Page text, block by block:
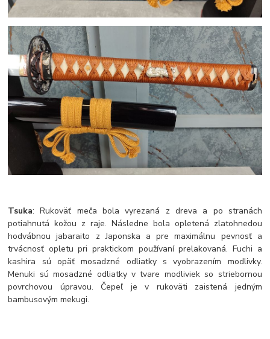
Tsuka: Rukoväť meča bola vyrezaná z dreva a po stranách
potiahnutá kožou z raje. Následne bola opletená zlatohnedou
hodvábnou jabaraito z Japonska a pre maximálnu pevnosť a
trvácnosť opletu pri praktickom používaní prelakovaná. Fuchi a
kashira sú opäť mosadzné odliatky s vyobrazením modlivky.
Menuki sú mosadzné odliatky v tvare modliviek so striebornou
povrchovou úpravou. Čepeľ je v rukoväti zaistená jedným
bambusovým mekugi.